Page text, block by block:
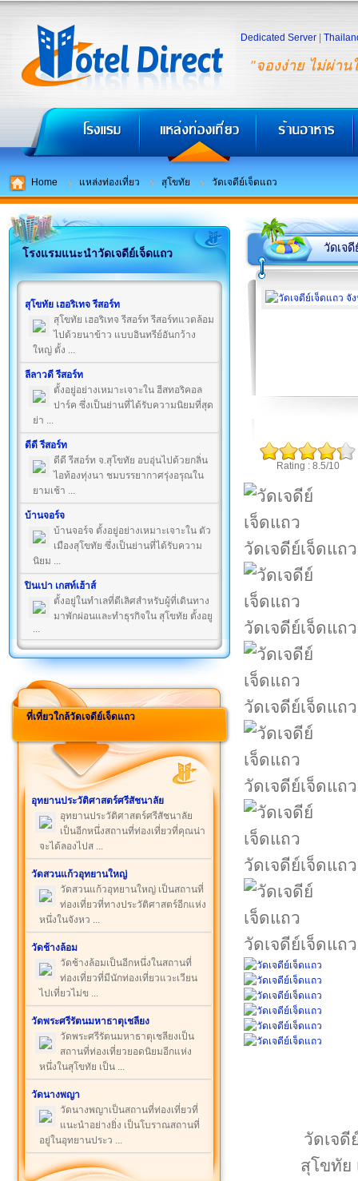
"จองง่าย ไม่ผ่าน
Dedicated Server
Home แหล่งท่องเที่ยว สุโขทัย วัดเจดีย์เจ็ดแถว
โรงแรมแนะนำวัดเจดีย์เจ็ดแถว
สุโขทัย เฮอริเทจ รีสอร์ท
สุโขทัย เฮอริเทจ รีสอร์ท รีสอร์ทแวดล้อม
ไปด้วยนาข้าว แบบอินทรีย์อันกว้าง
ใหญ่ ตั้ง ...
ลีลาวดี รีสอร์ท
ตั้งอยู่อย่างเหมาะเจาะใน ฮีสทอริคอล
ปาร์ค ซึ่งเป็นย่านที่ได้รับความนิยมที่สุด
ย่า ...
ดีดี รีสอร์ท
ดีดี รีสอร์ท จ.สุโขทัย อบอุ่นไปด้วยกลิ่น
ไอท้องทุ่งนา ชมบรรยากาศรุ่งอรุณใน
ยามเช้า ...
บ้านจอร์จ
บ้านจอร์จ ตั้งอยู่อย่างเหมาะเจาะใน ตัว
เมืองสุโขทัย ซึ่งเป็นย่านที่ได้รับความ
นิยม ...
ปินเปา เกสท์เฮ้าส์
ตั้งอยู่ในทำเลที่ดีเลิศสำหรับผู้ที่เดินทาง
มาพักผ่อนและทำธุรกิจใน สุโขทัย ตั้งอยู
...
ที่เที่ยวใกล้วัดเจดีย์เจ็ดแถว
อุทยานประวัติศาสตร์ศรีสัชนาลัย
อุทยานประวัติศาสตร์ศรีสัชนาลัย
เป็นอีกหนึ่งสถานที่ท่องเที่ยวที่คุณน่า
จะได้ลองไปส ...
วัดสวนแก้วอุทยานใหญ่
วัดสวนแก้วอุทยานใหญ่ เป็นสถานที่
ท่องเที่ยวที่ทางประวัติศาสตร์อีกแห่ง
หนึ่งในจังหว ...
วัดช้างล้อม
วัดช้างล้อมเป็นอีกหนึ่งในสถานที่
ท่องเที่ยวที่มีนักท่องเที่ยวแวะเวียน
ไปเที่ยวไม่ข ...
วัดพระศรีรัตนมหาธาตุเชลียง
วัดพระศรีรัตนมหาธาตุเชลียงเป็น
สถานที่ท่องเที่ยวยอดนิยมอีกแห่ง
หนึ่งในสุโขทัย เป็น ...
วัดนางพญา
วัดนางพญาเป็นสถานที่ท่องเที่ยวที่
แนะนำอย่างยิ่ง เป็นโบราณสถานที่
อยู่ในอุทยานประว ...
วัดเจดี
Rating : 8.5/10
วัดเจดีย์เจ็ดแถว
วัดเจดีย์เจ็ดแถว
วัดเจดีย์เจ็ดแถว
วัดเจดีย์เจ็ดแถว
วัดเจดีย์เจ็ดแถว
วัดเจดีย์เจ็ดแถว
วัดเจดี
สุโขทัย